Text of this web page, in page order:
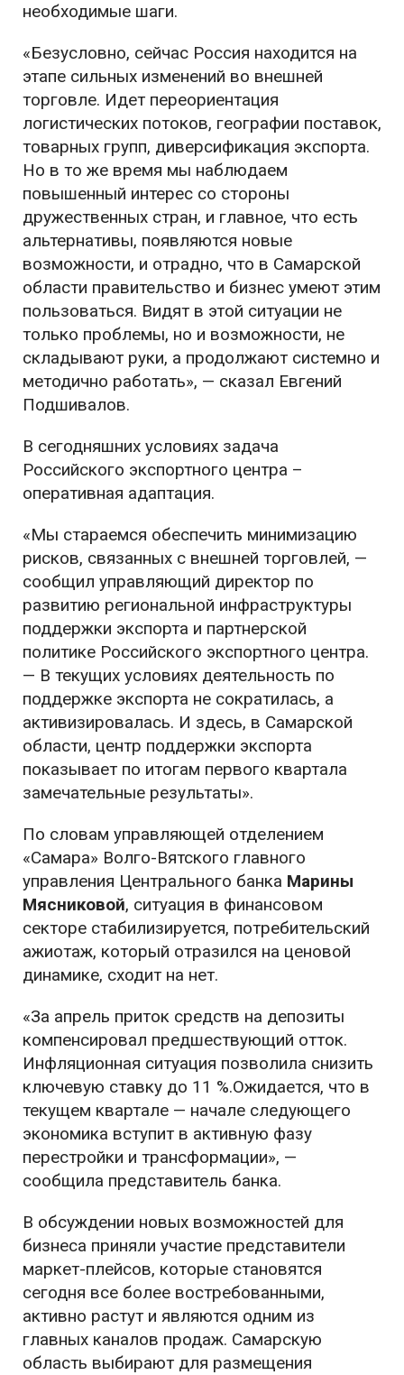
необходимые шаги.
«Безусловно, сейчас Россия находится на
этапе сильных изменений во внешней
торговле. Идет переориентация
логистических потоков, географии поставок,
товарных групп, диверсификация экспорта.
Но в то же время мы наблюдаем
повышенный интерес со стороны
дружественных стран, и главное, что есть
альтернативы, появляются новые
возможности, и отрадно, что в Самарской
области правительство и бизнес умеют этим
пользоваться. Видят в этой ситуации не
только проблемы, но и возможности, не
складывают руки, а продолжают системно и
методично работать», — сказал Евгений
Подшивалов.
В сегодняшних условиях задача
Российского экспортного центра –
оперативная адаптация.
«Мы стараемся обеспечить минимизацию
рисков, связанных с внешней торговлей, —
сообщил управляющий директор по
развитию региональной инфраструктуры
поддержки экспорта и партнерской
политике Российского экспортного центра.
— В текущих условиях деятельность по
поддержке экспорта не сократилась, а
активизировалась. И здесь, в Самарской
области, центр поддержки экспорта
показывает по итогам первого квартала
замечательные результаты».
По словам управляющей отделением
«Самара» Волго-Вятского главного
управления Центрального банка Марины
Мясниковой, ситуация в финансовом
секторе стабилизируется, потребительский
ажиотаж, который отразился на ценовой
динамике, сходит на нет.
«За апрель приток средств на депозиты
компенсировал предшествующий отток.
Инфляционная ситуация позволила снизить
ключевую ставку до 11 %.Ожидается, что в
текущем квартале — начале следующего
экономика вступит в активную фазу
перестройки и трансформации», —
сообщила представитель банка.
В обсуждении новых возможностей для
бизнеса приняли участие представители
маркет-плейсов, которые становятся
сегодня все более востребованными,
активно растут и являются одним из
главных каналов продаж. Самарскую
область выбирают для размещения